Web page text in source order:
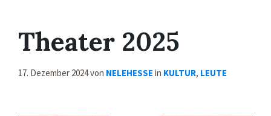
Theater 2025
17. Dezember 2024von NELEHESSE in KULTUR, LEUTE